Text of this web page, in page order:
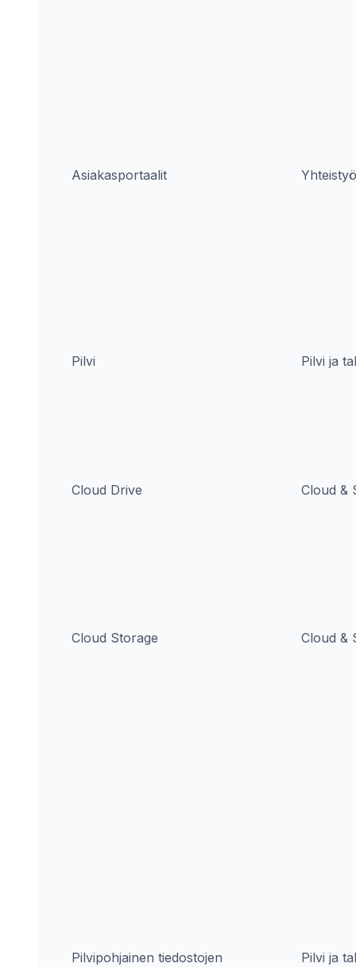
Asiakasportaalit
Pilvi Pilvi ja
Cloud Drive Cloud &
Cloud Storage Cloud &
Pilvipohjainen tiedostojen
Pilvi ja